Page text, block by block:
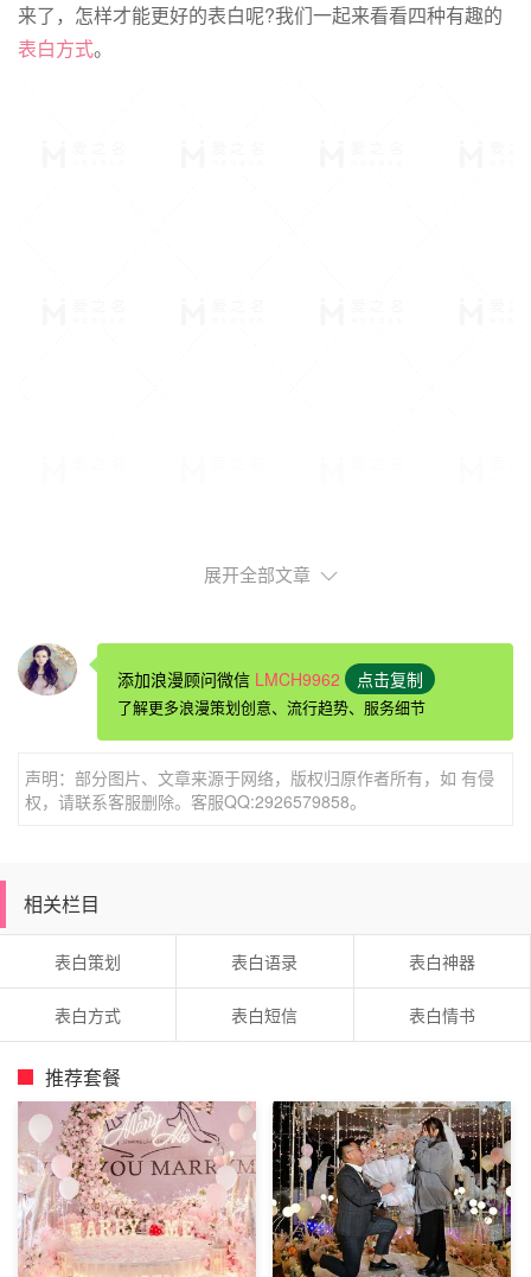
来了，怎样才能更好的表白呢?我们一起来看看四种有趣的
表白方式。
很多人会说，现在都已经是信息时代了，还会有人用纸条表
生在同学之间或同事之间。当男人喜欢某个女同学或者女同
事时，如果两个人没有更多交集的话，那就会用这种方式，
把写满情话的纸条偷偷放在最容易让女人看到的地方。其实
爱的信号，男人通常还会进行二次表白。
狗来公园散步，再以后我和它成了好朋友，接着我和她也成
了好朋友。一天我们坐在长椅上休息的时候，我拍拍小狗，
对它说：“告诉你的主人，你还需要一位男主人照顾。”
展开全部文章
添加浪漫顾问微信 LMCH9962 点击复制
了解更多浪漫策划创意、流行趋势、服务细节
声明：部分图片、文章来源于网络，版权归原作者所有，如 有侵
权，请联系客服删除。客服QQ:2926579858。
相关栏目
表白策划 表白语录 表白神器
表白方式 表白短信 表白情书
推荐套餐